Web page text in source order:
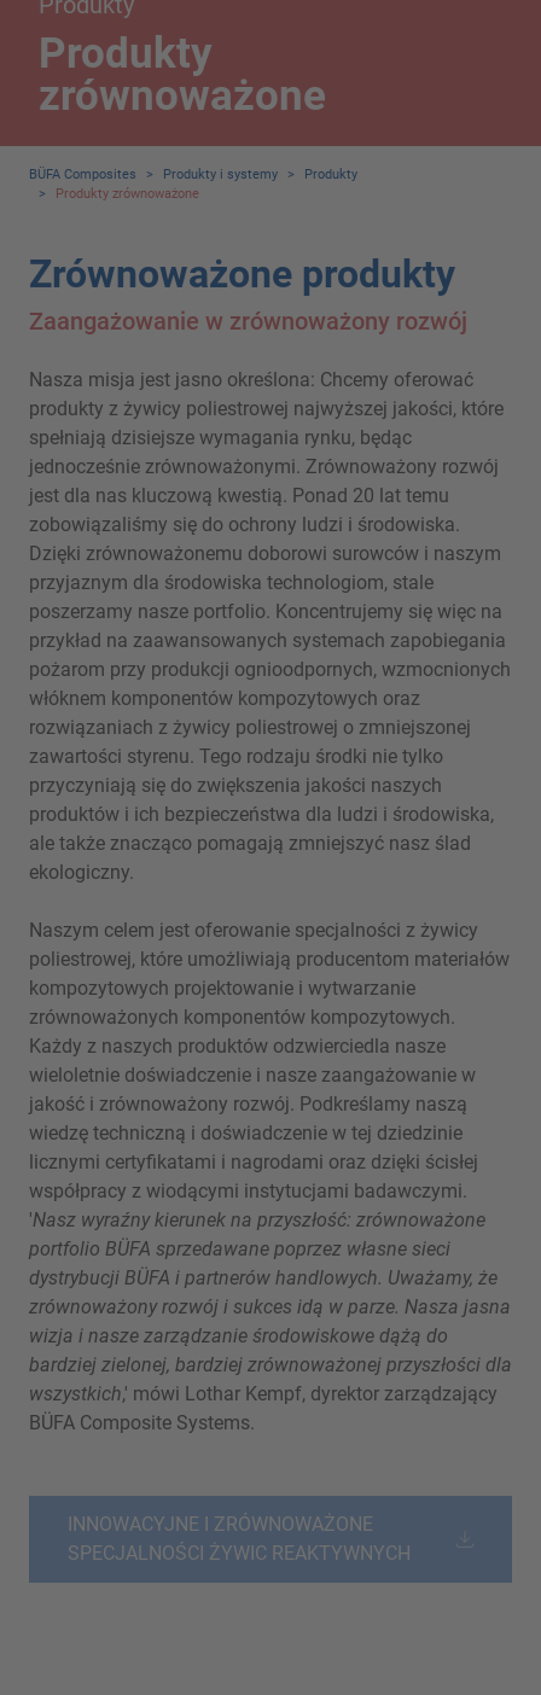
Produkty
zrównoważone
BÜFA Composites > Produkty i systemy >
Produkty
>
Produkty zrównoważone
Zrównoważone produkty
Zaangażowanie w zrównoważony rozwój
Nasza misja jest jasno określona: Chcemy oferować
produkty z żywicy poliestrowej najwyższej jakości, które
spełniają dzisiejsze wymagania rynku, będąc
jednocześnie zrównoważonymi. Zrównoważony rozwój
jest dla nas kluczową kwestią. Ponad 20 lat temu
zobowiązaliśmy się do ochrony ludzi i środowiska.
Dzięki zrównoważonemu doborowi surowców i naszym
przyjaznym dla środowiska technologiom, stale
poszerzamy nasze portfolio. Koncentrujemy się więc na
przykład na zaawansowanych systemach zapobiegania
pożarom przy produkcji ognioodpornych, wzmocnionych
włóknem komponentów kompozytowych oraz
rozwiązaniach z żywicy poliestrowej o zmniejszonej
zawartości styrenu. Tego rodzaju środki nie tylko
przyczyniają się do zwiększenia jakości naszych
produktów i ich bezpieczeństwa dla ludzi i środowiska,
ale także znacząco pomagają zmniejszyć nasz ślad
ekologiczny.
Naszym celem jest oferowanie specjalności z żywicy
poliestrowej, które umożliwiają producentom materiałów
kompozytowych projektowanie i wytwarzanie
zrównoważonych komponentów kompozytowych.
Każdy z naszych produktów odzwierciedla nasze
wieloletnie doświadczenie i nasze zaangażowanie w
jakość i zrównoważony rozwój. Podkreślamy naszą
wiedzę techniczną i doświadczenie w tej dziedzinie
licznymi certyfikatami i nagrodami oraz dzięki ścisłej
współpracy z wiodącymi instytucjami badawczymi.
'Nasz wyraźny kierunek na przyszłość: zrównoważone
portfolio BÜFA sprzedawane poprzez własne sieci
dystrybucji BÜFA i partnerów handlowych. Uważamy, że
zrównoważony rozwój i sukces idą w parze. Nasza jasna
wizja i nasze zarządzanie środowiskowe dążą do
bardziej zielonej, bardziej zrównoważonej przyszłości dla
wszystkich,' mówi Lothar Kempf, dyrektor zarządzający
BÜFA Composite Systems.
INNOWACYJNE I ZRÓWNOWAŻONE
SPECJALNOŚCI ŻYWIC REAKTYWNYCH